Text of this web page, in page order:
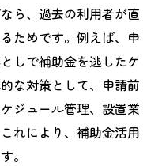
ら、過去の利用者が直
ためです。例えば、申
しで補助金を逃したケ
な対策として、申請前
ジュール管理、設置業
れにより、補助金活用
。